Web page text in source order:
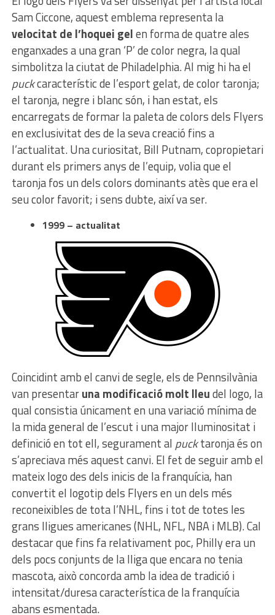
Sam Ciccone, aquest emblema representa la
velocitat de l’hoquei gelen forma de quatre ales
enganxades a una gran ‘P’ de color negra, la qual
simbolitza la ciutat de Philadelphia. Al mig hi ha el
puckcaracterístic de l’esport gelat, de color taronja;
el taronja, negre i blanc són, i han estat, els
encarregats de formar la paleta de colors dels Flyers
en exclusivitat des de la seva creació fins a
l’actualitat. Una curiositat, Bill Putnam, copropietari
durant els primers anys de l’equip, volia que el
taronja fos un dels colors dominants atès que era el
seu color favorit; i sens dubte, així va ser.
1999 – actualitat
Coincidint amb el canvi de segle, els de Pennsilvània
van presentaruna modificació molt lleudel logo, la
qual consistia únicament en una variació mínima de
la mida general de l’escut i una major lluminositat i
definició en tot ell, segurament al pucktaronja és on
s’apreciava més aquest canvi. El fet de seguir amb el
mateix logo des dels inicis de la franquícia, han
convertit el logotip dels Flyers en un dels més
reconeixibles de tota l’NHL, fins i tot de totes les
grans lligues americanes (NHL, NFL, NBA i MLB). Cal
destacar que fins fa relativament poc, Philly era un
dels pocs conjunts de la lliga que encara no tenia
mascota, això concorda amb la idea de tradició i
intensitat/duresa característica de la franquícia
abans esmentada.